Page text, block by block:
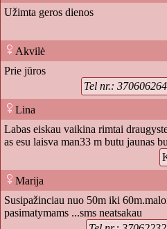
Užimta geros dienos
Akvilė
Prie jūros
Tel nr.:
Lina
Labas eiskau vaikina rimtai
as esu laisva man33 m butu jaunas
Marija
Susipažinciau nuo 50m iki
pasimatymams ...sms neatsakau